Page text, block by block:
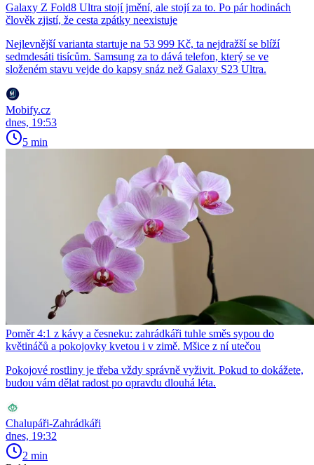
Galaxy Z Fold8 Ultra stojí jmění, ale stojí za to. Po pár hodinách
člověk zjistí, že cesta zpátky neexistuje
Nejlevnější varianta startuje na 53 999 Kč, ta nejdražší se blíží
sedmdesáti tisícům. Samsung za to dává telefon, který se ve
složeném stavu vejde do kapsy snáz než Galaxy S23 Ultra.
Mobify.cz
dnes, 19:53
5 min
Poměr 4:1 z kávy a česneku: zahrádkáři tuhle směs sypou do
květináčů a pokojovky kvetou i v zimě. Mšice z ní utečou
Pokojové rostliny je třeba vždy správně vyživit. Pokud to dokážete,
budou vám dělat radost po opravdu dlouhá léta.
Chalupáři-Zahrádkáři
dnes, 19:32
2 min